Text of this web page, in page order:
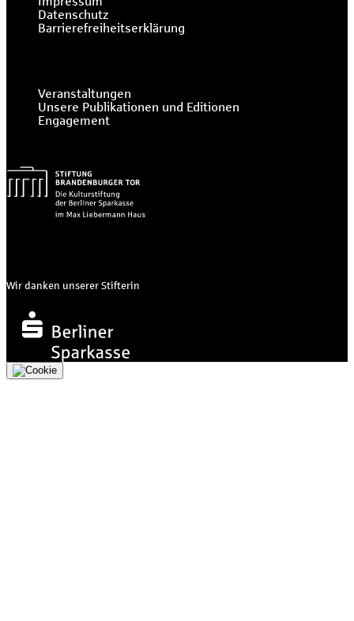
Datenschutz
Barrierefreiheitserklärung
Veranstaltungen
Unsere Publikationen und Editionen
Engagement
Wir danken unserer Stifterin